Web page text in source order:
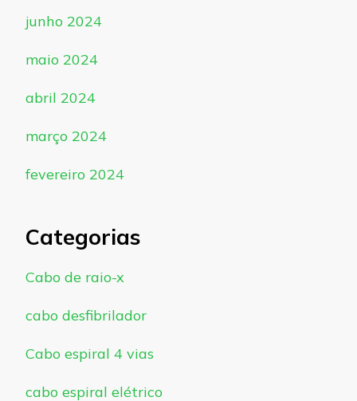
junho 2024
maio 2024
abril 2024
março 2024
fevereiro 2024
Categorias
Cabo de raio-x
cabo desfibrilador
Cabo espiral 4 vias
cabo espiral elétrico